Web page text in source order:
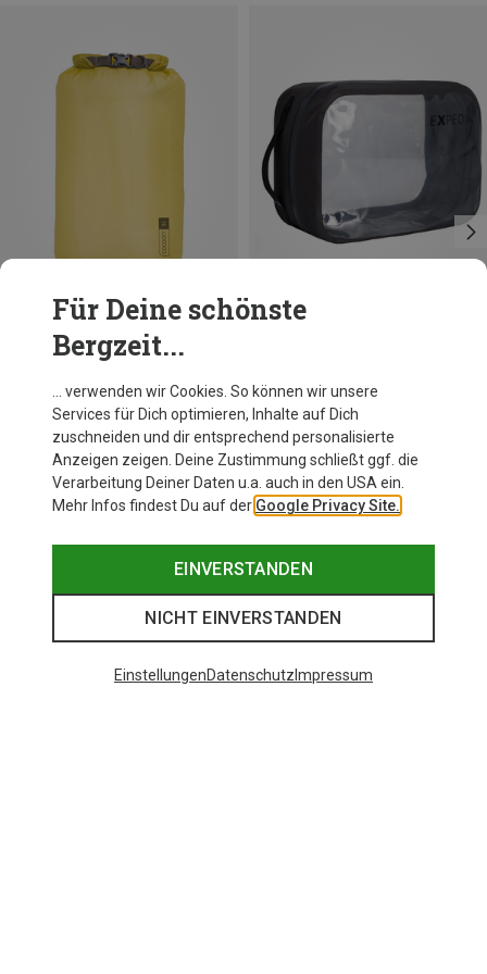
Du sparst bis 23%
Für Deine schönste
Bergzeit...
… verwenden wir Cookies. So können wir unsere
Services für Dich optimieren, Inhalte auf Dich
zuschneiden und dir entsprechend personalisierte
Anzeigen zeigen. Deine Zustimmung schließt ggf. die
Verarbeitung Deiner Daten u.a. auch in den USA ein.
Mehr Infos findest Du auf der Google Privacy Site.
EINVERSTANDEN
NICHT EINVERSTANDEN
EinstellungenDatenschutz Impressum